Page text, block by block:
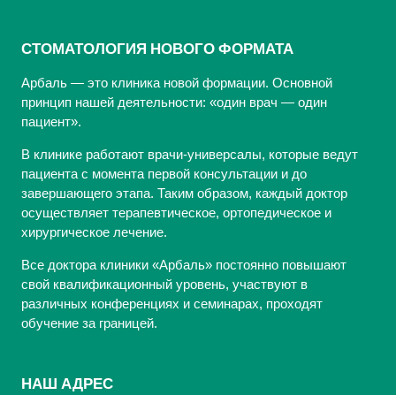
СТОМАТОЛОГИЯ НОВОГО ФОРМАТА
Арбаль — это клиника новой формации. Основной
принцип нашей деятельности: «один врач — один
пациент».
В клинике работают врачи-универсалы, которые ведут
пациента с момента первой консультации и до
завершающего этапа. Таким образом, каждый доктор
осуществляет терапевтическое, ортопедическое и
хирургическое лечение.
Все доктора клиники «Арбаль» постоянно повышают
свой квалификационный уровень, участвуют в
различных конференциях и семинарах, проходят
обучение за границей.
НАШ АДРЕС